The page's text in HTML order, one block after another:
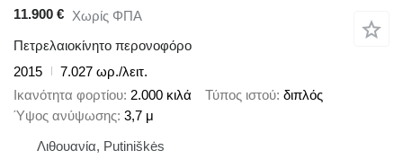
11.900 € Χωρίς ΦΠΑ
Πετρελαιοκίνητο περονοφόρο
2015
7.027 ωρ./λειτ.
Ικανότητα φορτίου 2.000 κιλά Τύπος ιστού διπλός
Ύψος ανύψωσης 3,7 μ
Λιθουανία, Putiniškės